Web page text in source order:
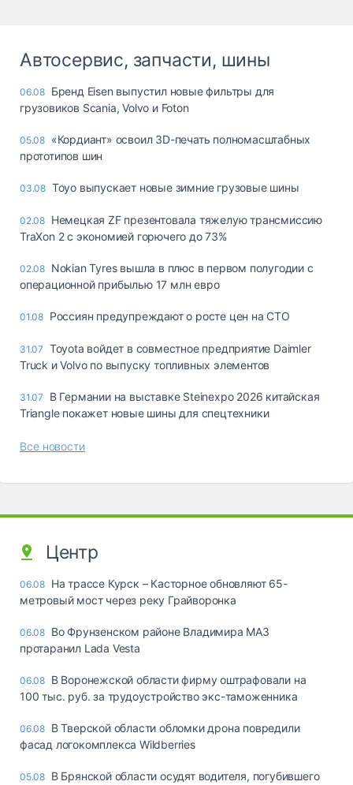
Автосервис, запчасти, шины
06.08 Бренд Eisen выпустил новые фильтры для
грузовиков Scania, Volvo и Foton
05.08 «Кордиант» освоил 3D-печать полномасштабных
прототипов шин
03.08 Toyo выпускает новые зимние грузовые шины
02.08 Немецкая ZF презентовала тяжелую трансмиссию
TraXon 2 с экономией горючего до 73%
02.08 Nokian Tyres вышла в плюс в первом полугодии с
операционной прибылью 17 млн евро
01.08 Россиян предупреждают о росте цен на СТО
31.07 Toyota войдет в совместное предприятие Daimler
Truck и Volvo по выпуску топливных элементов
31.07
В Германии на выставке Steinexpo 2026 китайская
Triangle покажет новые шины для спецтехники
Все новости
Центр
06.08 На трассе Курск – Касторное обновляют 65-
метровый мост через реку Грайворонка
06.08 Во Фрунзенском районе Владимира МАЗ
протаранил Lada Vesta
06.08 В Воронежской области фирму оштрафовали на
100 тыс. руб. за трудоустройство экс-таможенника
06.08 В Тверской области обломки дрона повредили
фасад логокомплекса Wildberries
05.08 В Брянской области осудят водителя, погубившего